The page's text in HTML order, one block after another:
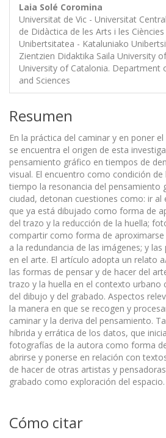
Laia Solé Coromina
Universitat de Vic - Universitat
de Didàctica de les Arts i les
Unibertsitatea - Kataluniako
Zientzien Didaktika Saila University
University of Catalonia. Department
and Sciences
Resumen
En la práctica del caminar y en poner
se encuentra el origen de esta
pensamiento gráfico en tiempos de
visual. El encuentro como condición
tiempo la resonancia del pensamiento
ciudad, detonan cuestiones como: ir al
que ya está dibujado como forma de
del trazo y la reducción de la huella;
compartir como forma de
a la redundancia de las imágenes; y
en el arte. El artículo adopta un relato
las formas de pensar y de hacer del
trazo y la huella en el contexto urbano
del dibujo y del grabado. Aspectos
la manera en que se recogen y
caminar y la deriva del pensamiento.
híbrida y errática de los datos, que
fotografías de la autora como forma
abrirse y ponerse en relación con
de hacer de otras artistas y
grabado como exploración del espacio.
Cómo citar